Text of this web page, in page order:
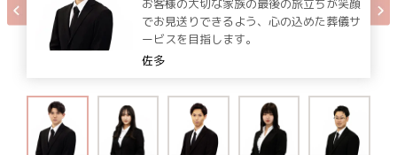
でお見送りできるよう、心の込めた葬儀サ
ービスを目指します。
佐多